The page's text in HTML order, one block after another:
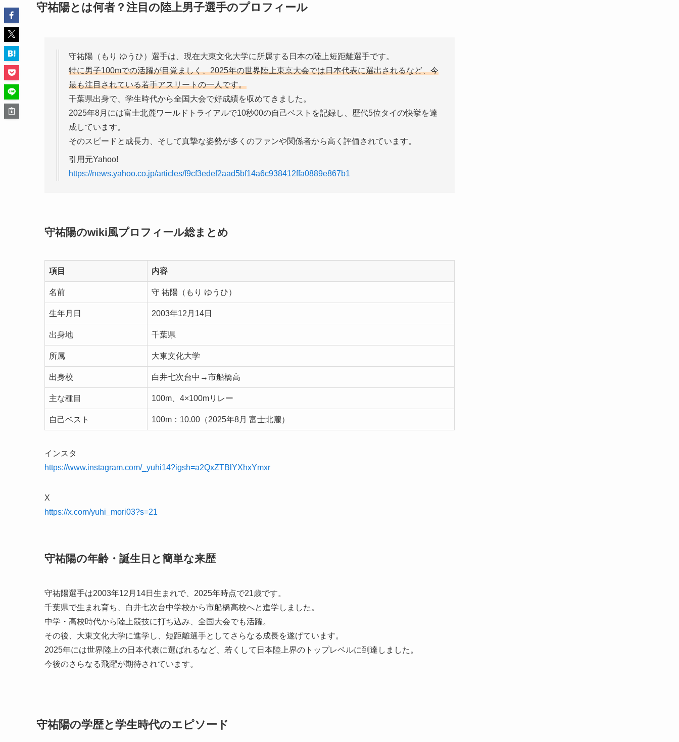
守祐陽とは何者？注目の陸上男子選手のプロフィール
守祐陽（もり ゆうひ）選手は、現在大東文化大学に所属する日本の陸上短距離選手です。
特に男子100mでの活躍が目覚ましく、2025年の世界陸上東京大会では日本代表に選出されるなど、今
最も注目されている若手アスリートの一人です。
千葉県出身で、学生時代から全国大会で好成績を収めてきました。
2025年8月には富士北麓ワールドトライアルで10秒00の自己ベストを記録し、歴代5位タイの快挙を達
成しています。
そのスピードと成長力、そして真摯な姿勢が多くのファンや関係者から高く評価されています。
引用元Yahoo!
https://news.yahoo.co.jp/articles/f9cf3edef2aad5bf14a6c938412ffa0889e867b1
守祐陽のwiki風プロフィール総まとめ
項目 内容
名前 守 祐陽（もり ゆうひ）
生年月日 2003年12月14日
出身地 千葉県
所属 大東文化大学
出身校 白井七次台中→市船橋高
主な種目 100m、4×100mリレー
自己ベスト 100m：10.00（2025年8月 富士北麓）
インスタ
https://www.instagram.com/_yuhi14?igsh=a2QxZTBlYXhxYmxr
X
https://x.com/yuhi_mori03?s=21
守祐陽の年齢・誕生日と簡単な来歴
守祐陽選手は2003年12月14日生まれで、2025年時点で21歳です。
千葉県で生まれ育ち、白井七次台中学校から市船橋高校へと進学しました。
中学・高校時代から陸上競技に打ち込み、全国大会でも活躍。
その後、大東文化大学に進学し、短距離選手としてさらなる成長を遂げています。
2025年には世界陸上の日本代表に選ばれるなど、若くして日本陸上界のトップレベルに到達しました。
今後のさらなる飛躍が期待されています。
守祐陽の学歴と学生時代のエピソード